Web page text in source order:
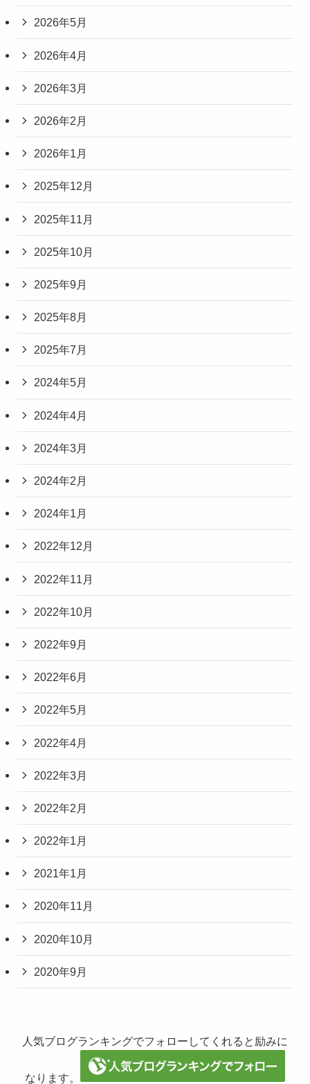
2026年5月
2026年4月
2026年3月
2026年2月
2026年1月
2025年12月
2025年11月
2025年10月
2025年9月
2025年8月
2025年7月
2024年5月
2024年4月
2024年3月
2024年2月
2024年1月
2022年12月
2022年11月
2022年10月
2022年9月
2022年6月
2022年5月
2022年4月
2022年3月
2022年2月
2022年1月
2021年1月
2020年11月
2020年10月
2020年9月
人気ブログランキングでフォローしてくれると励みに
なります。